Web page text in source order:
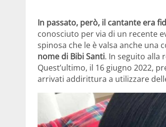
In passato, però, il cantante era
conosciuto per via di un recente
spinosa che le è valsa anche una
nome di Bibi Santi. In seguito alla
Quest’ultimo, il 16 giugno 2022,
arrivati addirittura a utilizzare